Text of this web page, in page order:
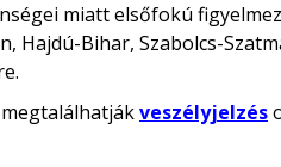
miatt elsőfokú
Hajdú-Bihar, Szabolcs-
veszélyjelzés